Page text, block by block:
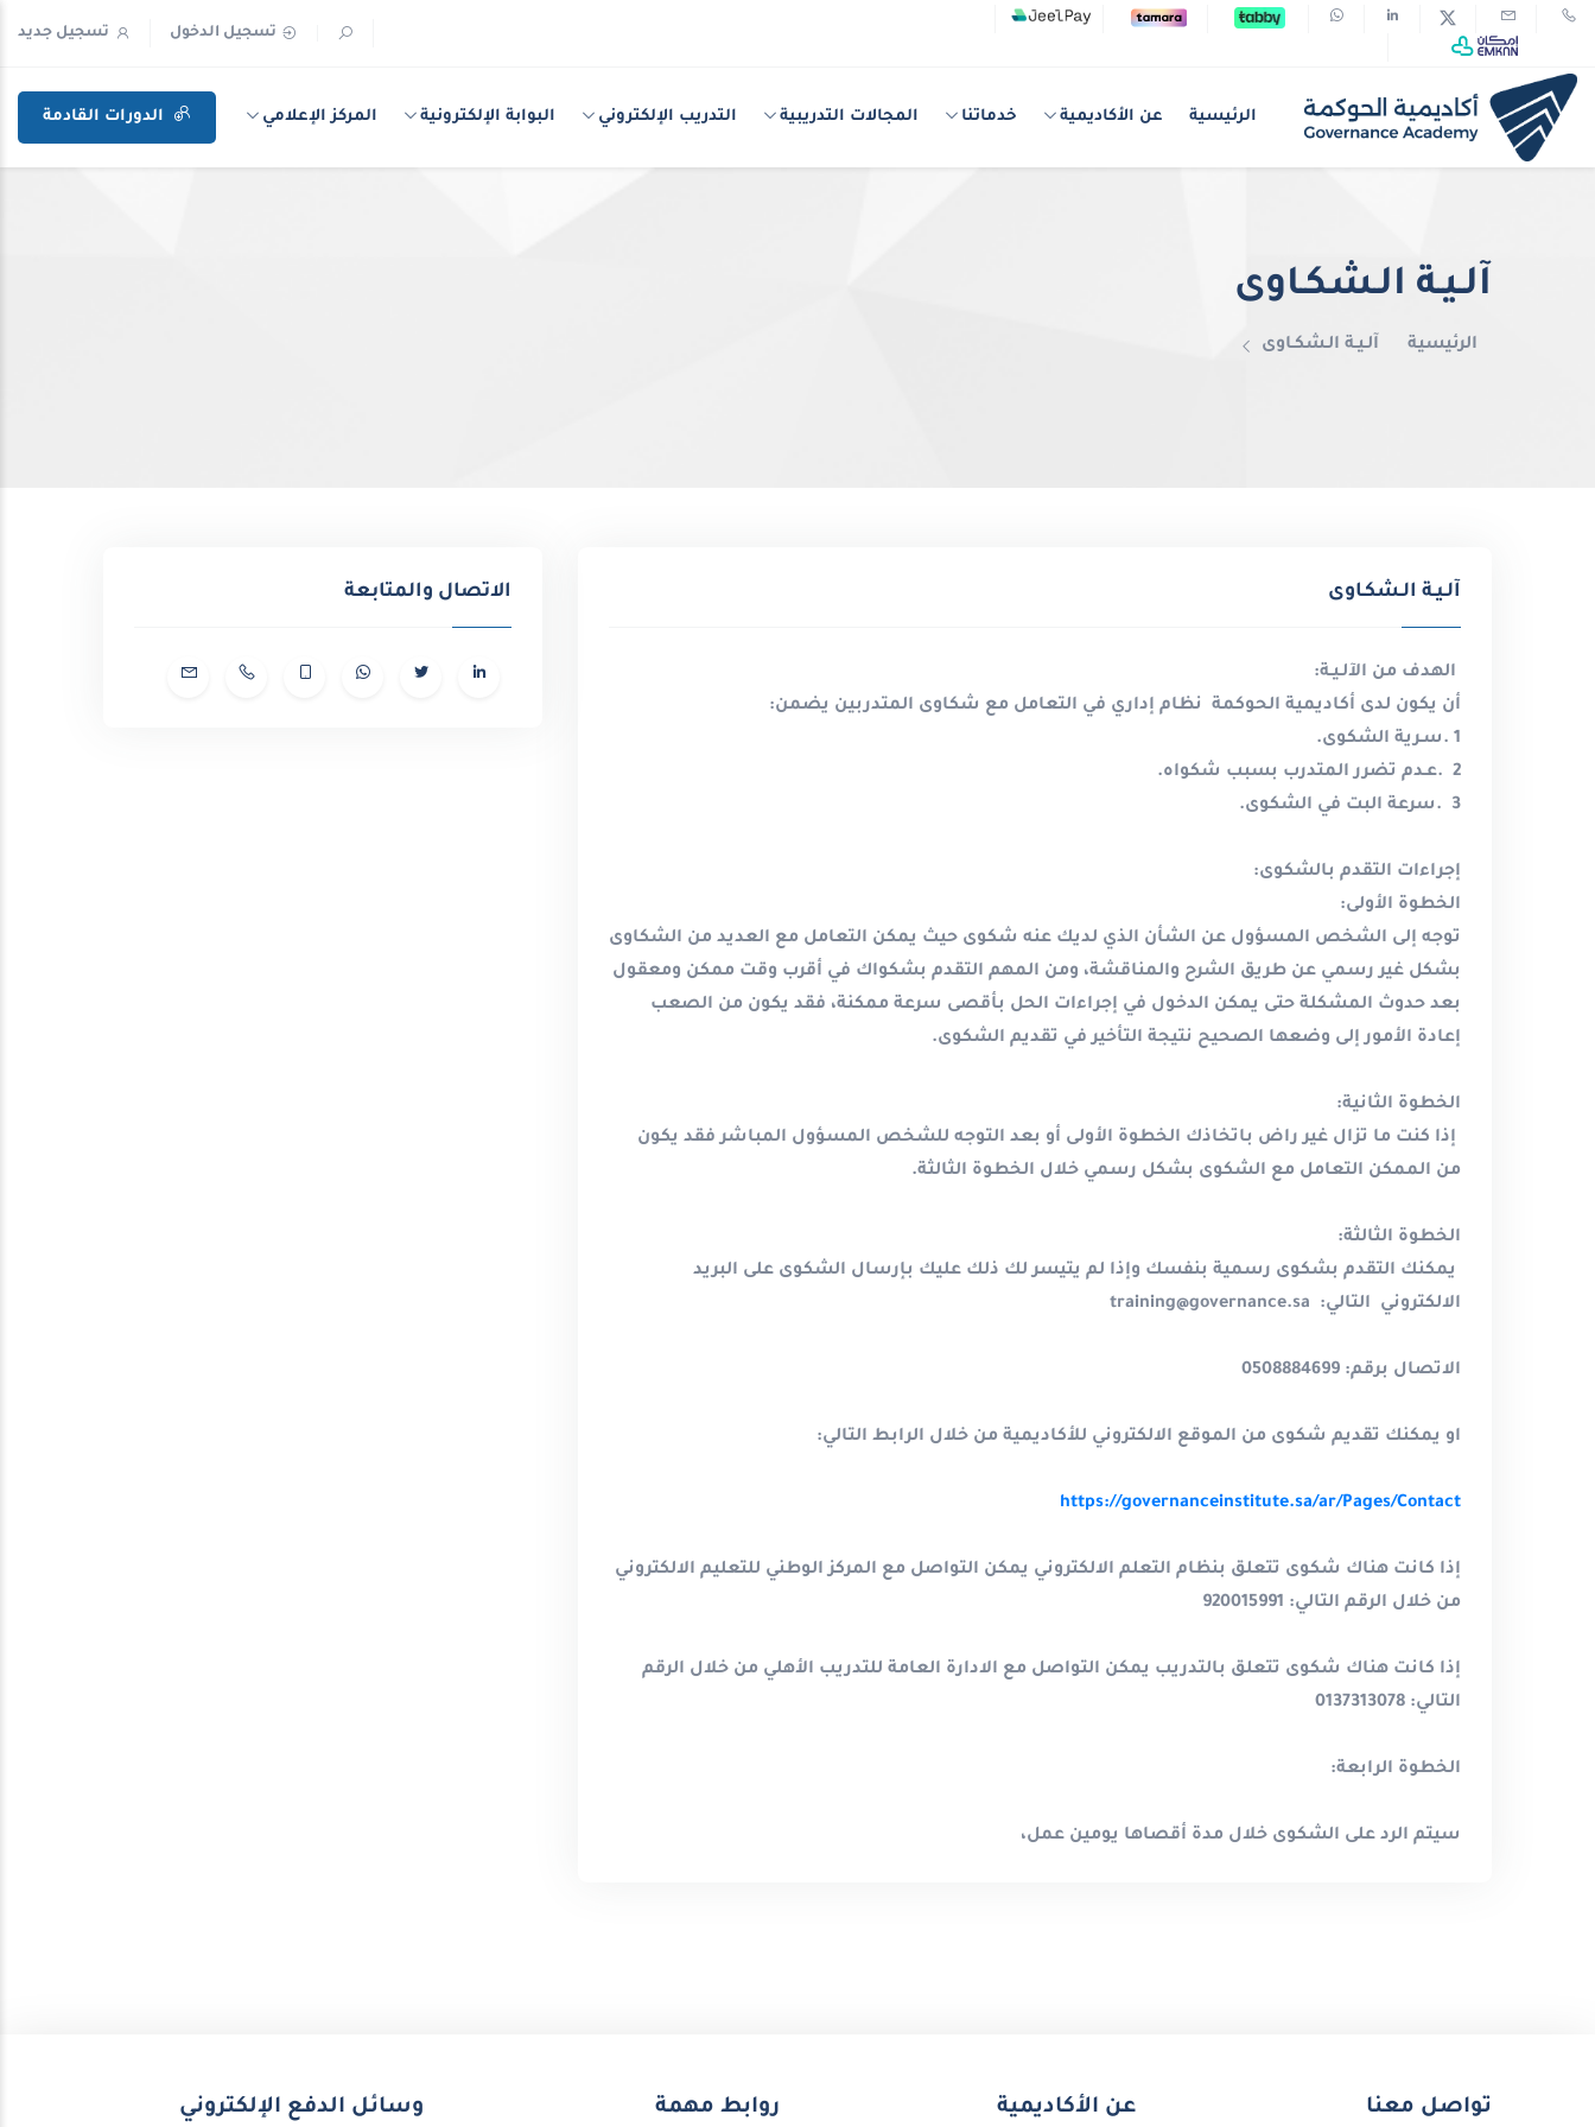
تسجيل الدخول تسجيل جديد
الرئيسية عن الأكاديمية خدماتنا المجالات التدريبية التدريب الإلكتروني البوابة الإلكترونية المركز الإعلامي الدورات القادمة
آلـيـة الـشكـاوى
الرئيسية آلـيـة الـشكـاوى
آلـيـة الـشكـاوى
الهدف من الآلـيـة:
أن يكون لدى أكاديمية الحوكمة نظام إداري في التعامل مع شكاوى المتدربين يضمن:
1
.سـرية الشكوى.
2
.عـدم تضرر المتدرب بسبب شكواه.
3
.سرعة البت في الشكوى.
إجراءات التقدم بالشكوى:
الخطوة الأولى:
توجه إلى الشخص المسؤول عن الشأن الذي لديك عنه شكوى حيث يمكن التعامل مع العديد من الشكاوى
بشكل غير رسمي عن طريق الشرح والمناقشة، ومن المهم التقدم بشكواك في أقرب وقت ممكن ومعقول
بعد حدوث المشكلة حتى يمكن الدخول في إجراءات الحل بأقصى سرعة ممكنة، فقد يكون من الصعب
إعادة الأمور إلى وضعها الصحيح نتيجة التأخير في تقديم الشكوى.
الخطوة الثانية:
إذا كنت ما تزال غير راض باتخاذك الخطوة الأولى أو بعد التوجه للشخص المسؤول المباشر فقد يكون
من الممكن التعامل مع الشكوى بشكل رسمي خلال الخطوة الثالثة.
الخطوة الثالثة:
يمكنك التقدم بشكوى رسمية بنفسك وإذا لم يتيسر لك ذلك عليك بإرسال الشكوى على البريد
الالكتروني التالي:
training@governance.sa
الاتصال برقم: 0508884699
او يمكنك تقديم شكوى من الموقع الالكتروني للأكاديمية من خلال الرابط التالي:
https://governanceinstitute.sa/ar/Pages/Contact
إذا كانت هناك شكوى تتعلق بنظام التعلم الالكتروني يمكن التواصل مع المركز الوطني للتعليم الالكتروني
من خلال الرقم التالي: 920015991
إذا كانت هناك شكوى تتعلق بالتدريب يمكن التواصل مع الادارة العامة للتدريب الأهلي من خلال الرقم
التالي: 0137313078
الخطوة الرابعة:
سيتم الرد على الشكوى خلال مدة أقصاها يومين عمل،
الاتصال والمتابعة
تواصل معنا عن الأكاديمية روابط مهمة وسائل الدفع الإلكتروني